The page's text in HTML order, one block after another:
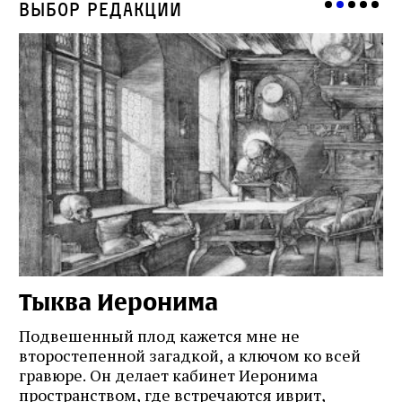
Выбор редакции
Тыква Иеронима
Подвешенный плод кажется мне не
второстепенной загадкой, а ключом ко всей
гравюре. Он делает кабинет Иеронима
пространством, где встречаются иврит,